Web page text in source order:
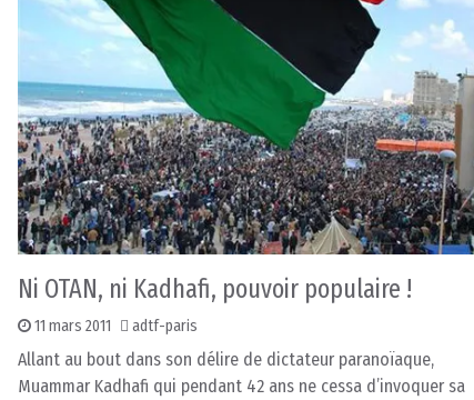
Ni OTAN, ni Kadhafi, pouvoir populaire !
11 mars 2011 adtf-paris
Allant au bout dans son délire de dictateur paranoïaque,
Muammar Kadhafi qui pendant 42 ans ne cessa d’invoquer sa